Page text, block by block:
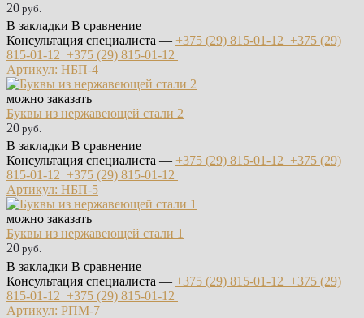
20 руб.
В закладки В сравнение
Консультация специалиста — +375 (29) 815-01-12 +375 (29)
815-01-12 +375 (29) 815-01-12
Артикул: НБП-4
можно заказать
Буквы из нержавеющей стали 2
20 руб.
В закладки В сравнение
Консультация специалиста — +375 (29) 815-01-12 +375 (29)
815-01-12 +375 (29) 815-01-12
Артикул: НБП-5
можно заказать
Буквы из нержавеющей стали 1
20 руб.
В закладки В сравнение
Консультация специалиста — +375 (29) 815-01-12 +375 (29)
815-01-12 +375 (29) 815-01-12
Артикул: РПМ-7